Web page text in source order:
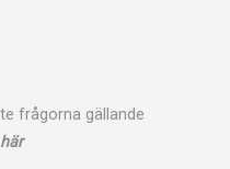
frågorna gällande